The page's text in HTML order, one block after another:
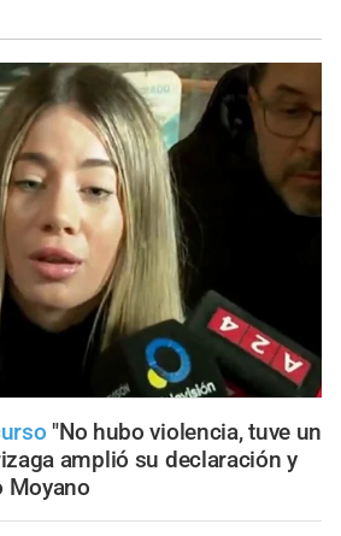
"No hubo violencia, tuve un
amplió su declaración y
Moyano